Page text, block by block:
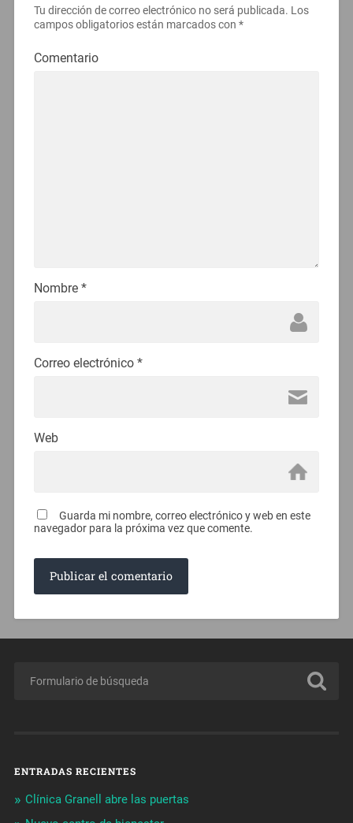
Tu dirección de correo electrónico no será publicada. Los
campos obligatorios están marcados con *
Comentario
Nombre *
Correo electrónico *
Web
Guarda mi nombre, correo electrónico y web en este
navegador para la próxima vez que comente.
ENTRADAS RECIENTES
Clínica Granell abre las puertas